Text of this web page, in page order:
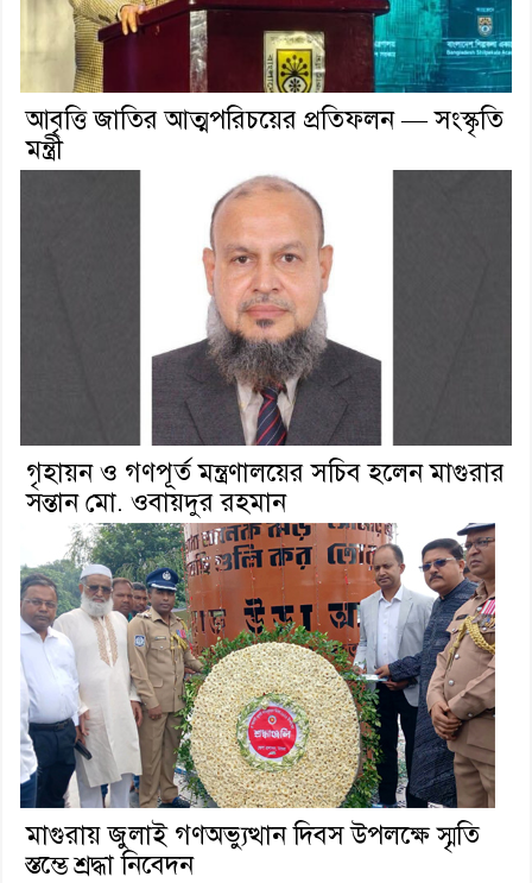
আবৃত্তি জাতির আত্মপরিচয়ের প্রতিফলন — সংস্কৃতি
মন্ত্রী
গৃহায়ন ও গণপূর্ত মন্ত্রণালয়ের সচিব হলেন মাগুরার
সন্তান মো. ওবায়দুর রহমান
মাগুরায় জুলাই গণঅভ্যুত্থান দিবস উপলক্ষে স্মৃতি
স্তম্ভে শ্রদ্ধা নিবেদন